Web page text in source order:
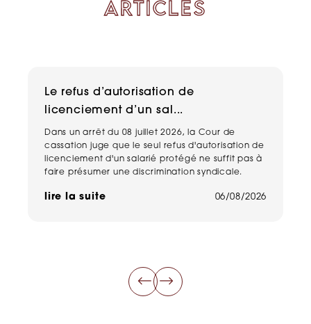
ARTICLES
Le refus d’autorisation de
licenciement d’un sal...
Dans un arrêt du 08 juillet 2026, la Cour de
cassation juge que le seul refus d'autorisation de
licenciement d'un salarié protégé ne suffit pas à
faire présumer une discrimination syndicale.
lire la suite 06/08/2026